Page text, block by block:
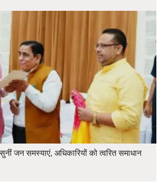
जन समस्याएं, अधिकारियों को त्वरित समाधान